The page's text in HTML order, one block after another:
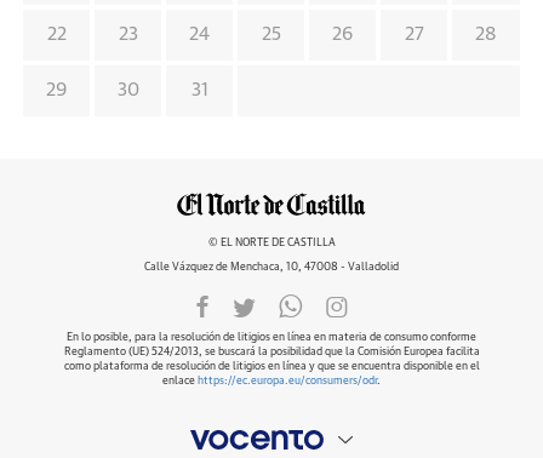
22 23 24 25 26 27 28
29 30 31
© EL NORTE DE CASTILLA
Calle Vázquez de Menchaca, 10, 47008 - Valladolid
En lo posible, para la resolución de litigios en línea en materia de consumo conforme
Reglamento (UE) 524/2013, se buscará la posibilidad que la Comisión Europea facilita
como plataforma de resolución de litigios en línea y que se encuentra disponible en el
enlace https://ec.europa.eu/consumers/odr.